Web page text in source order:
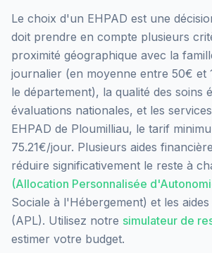
Le choix d'un EHPAD est une
doit prendre en compte plusieurs
proximité géographique avec la
journalier (en moyenne entre 50€ et
le département), la qualité des soins
évaluations nationales, et les
EHPAD de Ploumilliau, le tarif
75.21€/jour. Plusieurs aides
réduire significativement le reste à
(Allocation Personnalisée
Sociale à l'Hébergement) et les
(APL). Utilisez notre simulateur de
estimer votre budget.